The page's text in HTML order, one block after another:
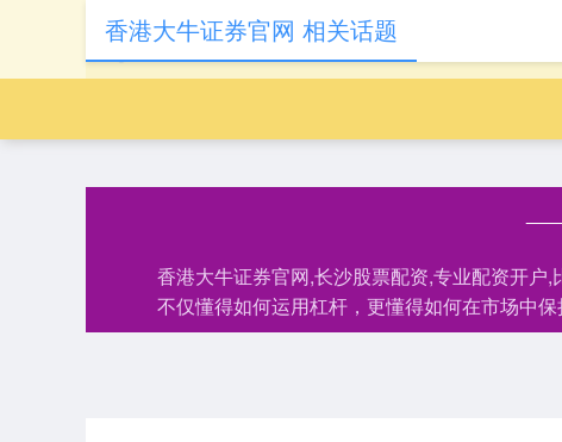
香港大牛证券官网,长沙股票配资,专业配资开户
不仅懂得如何运用杠杆，更懂得如何在市场中
香港大牛证券官网 相关话题